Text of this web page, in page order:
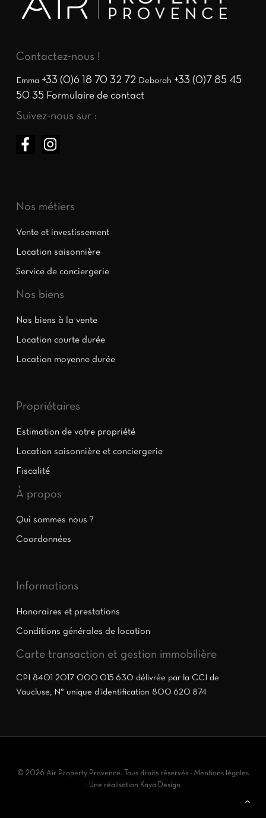
Contactez-nous !
Emma +33 (0)6 18 70 32 72 Deborah +33 (0)7 85 45
50 35 Formulaire de contact
Suivez-nous sur :
Nos métiers
Vente et investissement
Location saisonnière
Service de conciergerie
Nos biens
Nos biens à la vente
Location courte durée
Location moyenne durée
Propriétaires
Estimation de votre propriété
Location saisonnière et conciergerie
Fiscalité
À propos
Qui sommes nous ?
Coordonnées
Informations
Honoraires et prestations
Conditions générales de location
Carte transaction et gestion immobilière
CPI 8401 2017 000 015 630 délivrée par la CCI de
Vaucluse, N° unique d’identification 800 620 874
© 2026 Air Property Provence. Tous droits réservés - Mentions légales
- Une réalisation Kaya Design